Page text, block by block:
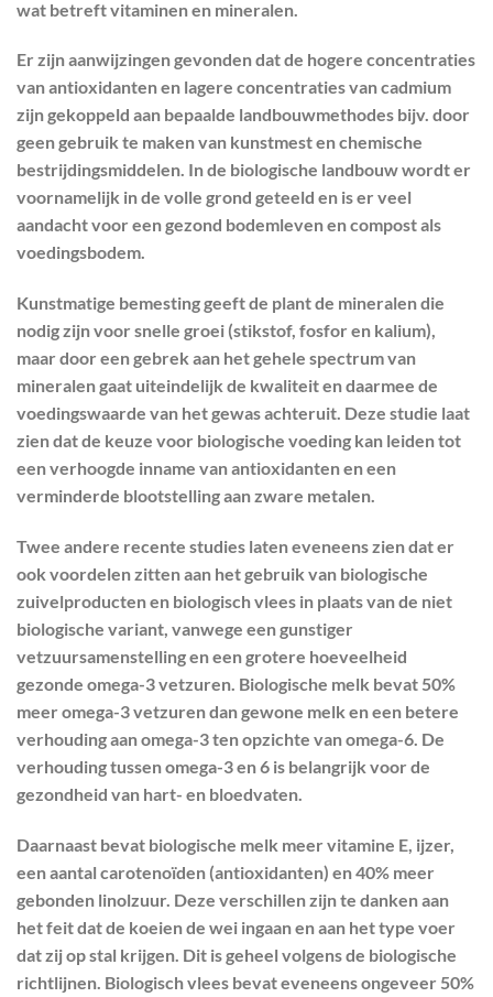
wat betreft vitaminen en mineralen.
Er zijn aanwijzingen gevonden dat de hogere concentraties
van antioxidanten en lagere concentraties van cadmium
zijn gekoppeld aan bepaalde landbouwmethodes bijv. door
geen gebruik te maken van kunstmest en chemische
bestrijdingsmiddelen. In de biologische landbouw wordt er
voornamelijk in de volle grond geteeld en is er veel
aandacht voor een gezond bodemleven en compost als
voedingsbodem.
Kunstmatige bemesting geeft de plant de mineralen die
nodig zijn voor snelle groei (stikstof, fosfor en kalium),
maar door een gebrek aan het gehele spectrum van
mineralen gaat uiteindelijk de kwaliteit en daarmee de
voedingswaarde van het gewas achteruit. Deze studie laat
zien dat de keuze voor biologische voeding kan leiden tot
een verhoogde inname van antioxidanten en een
verminderde blootstelling aan zware metalen.
Twee andere recente studies laten eveneens zien dat er
ook voordelen zitten aan het gebruik van biologische
zuivelproducten en biologisch vlees in plaats van de niet
biologische variant, vanwege een gunstiger
vetzuursamenstelling en een grotere hoeveelheid
gezonde omega-3 vetzuren. Biologische melk bevat 50%
meer omega-3 vetzuren dan gewone melk en een betere
verhouding aan omega-3 ten opzichte van omega-6. De
verhouding tussen omega-3 en 6 is belangrijk voor de
gezondheid van hart- en bloedvaten.
Daarnaast bevat biologische melk meer vitamine E, ijzer,
een aantal carotenoïden (antioxidanten) en 40% meer
gebonden linolzuur. Deze verschillen zijn te danken aan
het feit dat de koeien de wei ingaan en aan het type voer
dat zij op stal krijgen. Dit is geheel volgens de biologische
richtlijnen. Biologisch vlees bevat eveneens ongeveer 50%